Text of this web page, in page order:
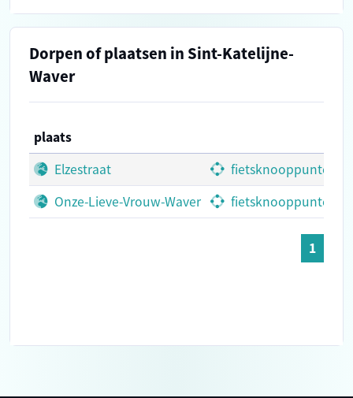
Dorpen of plaatsen in Sint-Katelijne-
Waver
plaats
Elzestraat
fietsknooppunten
Onze-Lieve-Vrouw-Waver
fietsknooppunten
1